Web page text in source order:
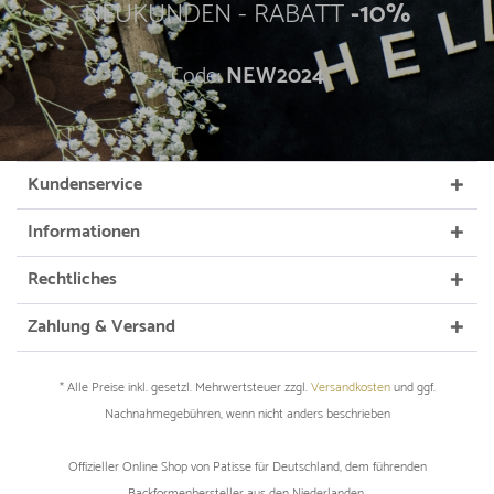
NEUKUNDEN - RABATT-10%
Code:NEW2024
Kundenservice
Informationen
Rechtliches
Zahlung & Versand
* Alle Preise inkl. gesetzl. Mehrwertsteuer zzgl.Versandkostenund ggf.
Nachnahmegebühren, wenn nicht anders beschrieben
Offizieller Online Shop von Patisse für Deutschland, dem führenden